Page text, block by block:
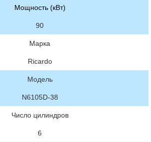
Мощность (кВт)
90
Марка
Ricardo
Модель
N6105D-38
Число цилиндров
6